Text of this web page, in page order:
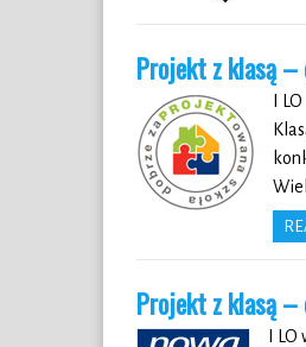
Projekt z klasą –
I
Projekt z klasą –
I